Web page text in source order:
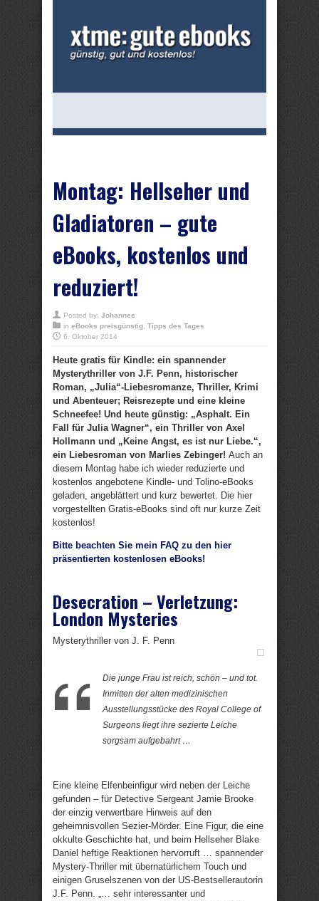
Montag: Hellseher und
Gladiatoren – gute
eBooks, kostenlos und
reduziert!
Posted by: Johannes
in eBooks preisgünstig Tipps des Tages
6. Oktober 2014
Heute gratis für Kindle: ein spannender
Mysterythriller von J.F. Penn, historischer
Roman, „Julia“-Liebesromanze, Thriller, Krimi
und Abenteuer; Reisrezepte und eine kleine
Schneefee! Und heute günstig: „Asphalt. Ein
Fall für Julia Wagner“, ein Thriller von Axel
Hollmann und „Keine Angst, es ist nur Liebe.“,
ein Liebesroman von Marlies Zebinger! Auch an
diesem Montag habe ich wieder reduzierte und
kostenlos angebotene Kindle- und Tolino-eBooks
geladen, angeblättert und kurz bewertet. Die hier
vorgestellten Gratis-eBooks sind oft nur kurze Zeit
kostenlos!
Bitte beachten Sie mein FAQ zu den hier
präsentierten kostenlosen eBooks!
Desecration – Verletzung:
London Mysteries
Mysterythriller von J. F. Penn
Die junge Frau ist reich, schön – und tot.
Inmitten der alten medizinischen
Ausstellungsstücke des Royal College of
Surgeons liegt ihre sezierte Leiche
sorgsam aufgebahrt …
Eine kleine Elfenbeinfigur wird neben der Leiche
gefunden – für Detective Sergeant Jamie Brooke
der einzig verwertbare Hinweis auf den
geheimnisvollen Sezier-Mörder. Eine Figur, die eine
okkulte Geschichte hat, und beim Hellseher Blake
Daniel heftige Reaktionen hervorruft … spannender
Mystery-Thriller mit übernatürlichem Touch und
einigen Gruselszenen von der US-Bestsellerautorin
J.F. Penn. „… sehr interessanter und